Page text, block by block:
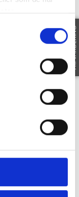
som
er som söker
med
säljaren.
FRI VÄRDERING